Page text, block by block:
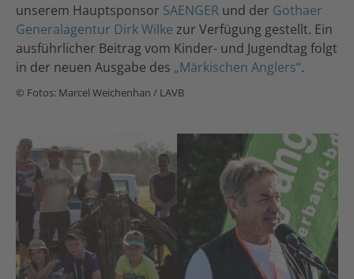
unserem Hauptsponsor SAENGER und der Gothaer
Generalagentur Dirk Wilke zur Verfügung gestellt. Ein
ausführlicher Beitrag vom Kinder- und Jugendtag folgt
in der neuen Ausgabe des „Märkischen Anglers“.
© Fotos: Marcel Weichenhan / LAVB